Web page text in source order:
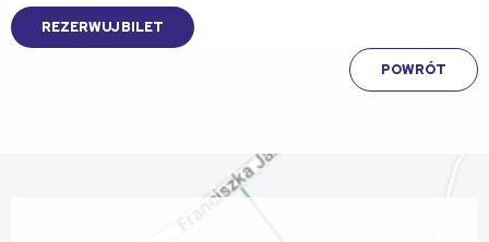
REZERWUJ BILET
POWRÓT